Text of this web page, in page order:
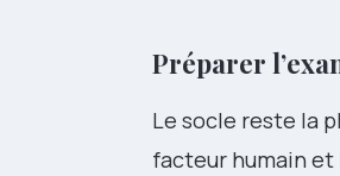
Préparer
Le socle reste la
facteur humain